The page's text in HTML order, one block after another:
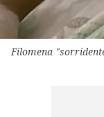
Filomena